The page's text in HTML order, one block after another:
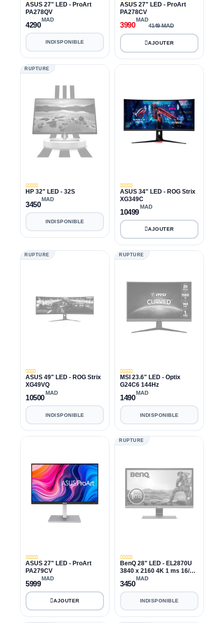
ASUS 27" LED - ProArt
PA278QV
4290
MAD
INDISPONIBLE
ASUS 27" LED - ProArt
PA278CV
3990
MAD
4149 MAD
RUPTURE
HP 32" LED - 32S
3450
MAD
INDISPONIBLE
ASUS 34" LED - ROG Strix
XG349C
10499
MAD
RUPTURE
ASUS 49" LED - ROG Strix
XG49VQ
10500
MAD
INDISPONIBLE
RUPTURE
MSI 23.6" LED - Optix
G24C6 144Hz
1490
MAD
INDISPONIBLE
ASUS 27" LED - ProArt
PA279CV
5999
MAD
RUPTURE
BenQ 28" LED - EL2870U
3840 x 2160 4K 1 ms 16/9
Dalle TN FreeSync HDR -
HDMI 2.0/DisplayPort
3450
MAD
INDISPONIBLE